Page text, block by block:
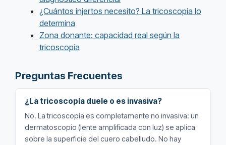
¿Cuántos injertos necesito? La tricoscopia lo
determina
Zona donante: capacidad real según la
tricoscopía
Preguntas Frecuentes
¿La tricoscopía duele o es invasiva?
No. La tricoscopía es completamente no invasiva: un
dermatoscopio (lente amplificada con luz) se aplica
sobre la superficie del cuero cabelludo. No hay